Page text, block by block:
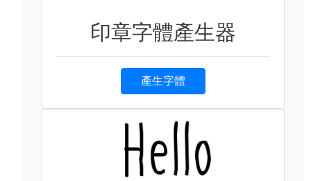
印章字體產生器
產生字體